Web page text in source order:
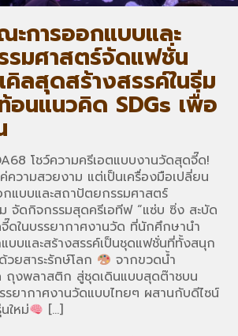
การออกแบบและ
รมศาสตร์จัดแฟชั่น
คิลสุดสร้างสรรค์ในธีม
อนแนวคิด SDGs เพื่อ
โชว์ความครีเอตแบบงานวัดสุดจี๊ด!
ค่ความสวยงาม แต่เป็นเครื่องมือเปลี่ยน
แบบและสถาปัตยกรรมศาสตร์
จัดกิจกรรมสุดครีเอทีฟ “แซ่บ ซิ่ง สะบัด
ดในบรรยากาศงานวัด ที่นักศึกษานำ
บบและสร้างสรรค์เป็นชุดแฟชั่นที่ทั้งสนุก
วยสาระรักษ์โลก
จากขวดน้ำ
ถุงพลาสติก สู่ชุดเดินแบบสุดต๊าชบน
รยากาศงานวัดแบบไทยๆ ผสานกับดีไซน์
ใหม่
[…]